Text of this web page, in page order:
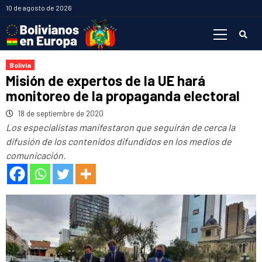
Saltar
contenido
10 de agosto de 2026
Bolivia
Misión de expertos de la UE hará
monitoreo de la propaganda electoral
18 de septiembre de 2020
Los especialistas manifestaron que seguirán de cerca la
difusión de los contenidos difundidos en los medios de
comunicación.